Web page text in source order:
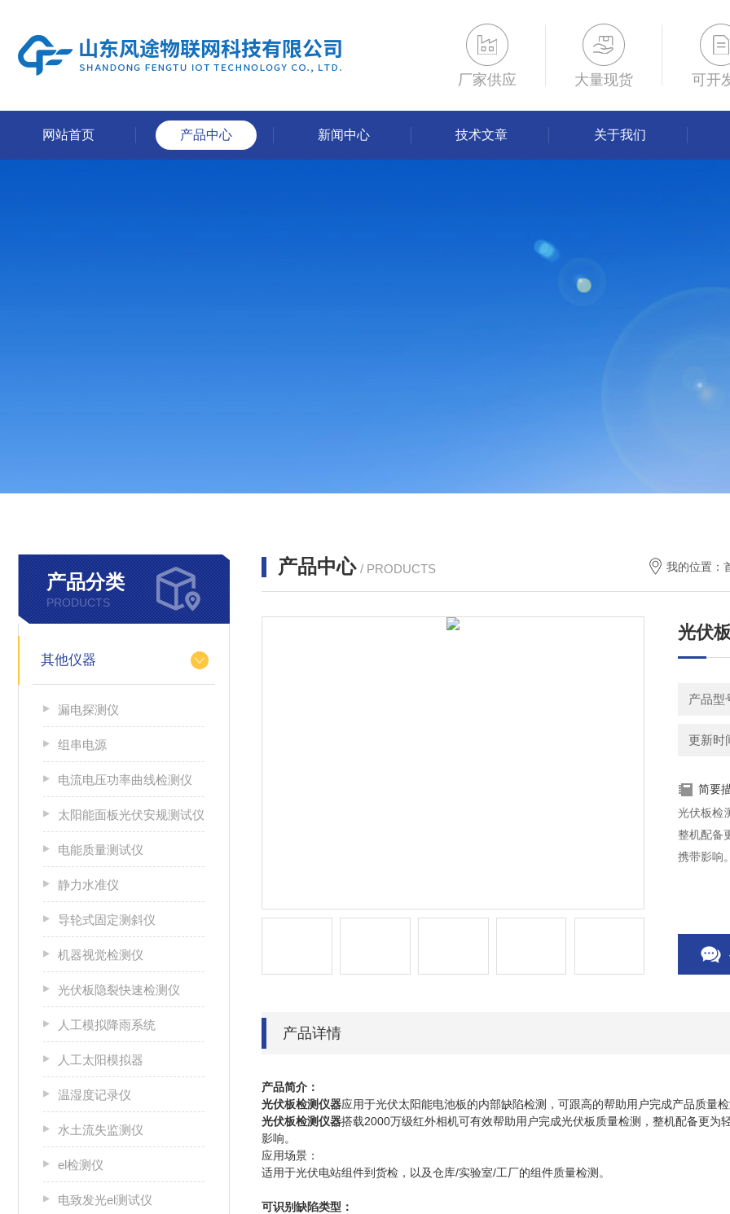
厂家供应 大量现货 可开
网站首页 产品中心 新闻中心 技术文章 关于我们
产品分类
PRODUCTS
其他仪器
漏电探测仪
组串电源
电流电压功率曲线检测仪
太阳能面板光伏安规测试仪
电能质量测试仪
静力水准仪
导轮式固定测斜仪
机器视觉检测仪
光伏板隐裂快速检测仪
人工模拟降雨系统
人工太阳模拟器
温湿度记录仪
水土流失监测仪
el检测仪
电致发光el测试仪
产品中心 / PRODUCTS 我的位置：
光伏
产品型
更新时
简要
光伏板检
整机配备
携带影响。
产品详情
产品简介：
光伏板检测仪器应用于光伏太阳能电池板的内部缺陷检测，可跟高的帮助用户完成产品质量
光伏板检测仪器搭载2000万级红外相机可有效帮助用户完成光伏板质量检测，整机配备更
影响。
应用场景：
适用于光伏电站组件到货检，以及仓库/实验室/工厂的组件质量检测。
可识别缺陷类型：